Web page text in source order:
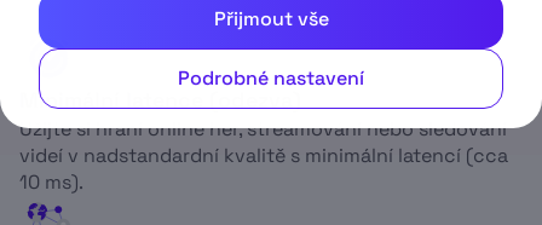
Minimální latence (odezva)
Užijte si hraní online her, streamování nebo sledování
videí v nadstandardní kvalitě s minimální latencí (cca
10 ms).
Přijmout vše
Podrobné nastavení